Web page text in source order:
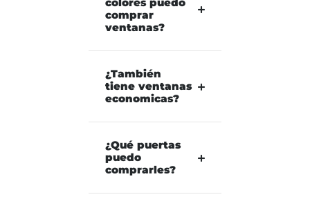
comprar
ventanas?
¿También
tiene ventanas
economicas?
¿Qué puertas
puedo
comprarles?